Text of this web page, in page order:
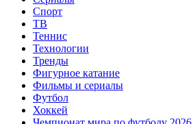
Спорт
ТВ
Теннис
Технологии
Тренды
Фигурное катание
Фильмы и сериалы
Футбол
Хоккей